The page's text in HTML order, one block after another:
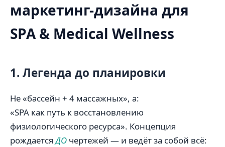
маркетинг-дизайна для
SPA & Medical Wellness
1. Легенда до планировки
Не «бассейн + 4 массажных», а:
«SPA как путь к восстановлению
физиологического ресурса». Концепция
рождаетсяДО чертежей — и ведёт за собой всё: